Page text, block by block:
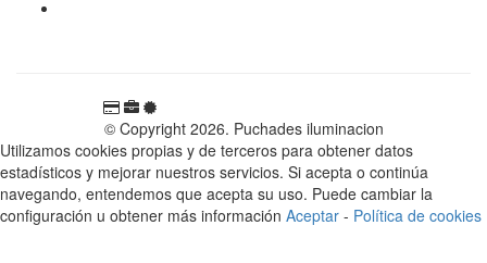
© Copyright 2026. Puchades iluminacion
Utilizamos cookies propias y de terceros para obtener datos
estadísticos y mejorar nuestros servicios. Si acepta o continúa
navegando, entendemos que acepta su uso. Puede cambiar la
configuración u obtener más información Aceptar - Política de cookies